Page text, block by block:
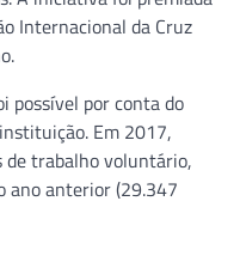
Internacional da Cruz
possível por conta do
Em 2017,
trabalho voluntário,
ano anterior (29.347